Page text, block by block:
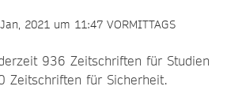
2021 um 11:47 VORMITTAGS
936 Zeitschriften für Studien
Zeitschriften für Sicherheit.